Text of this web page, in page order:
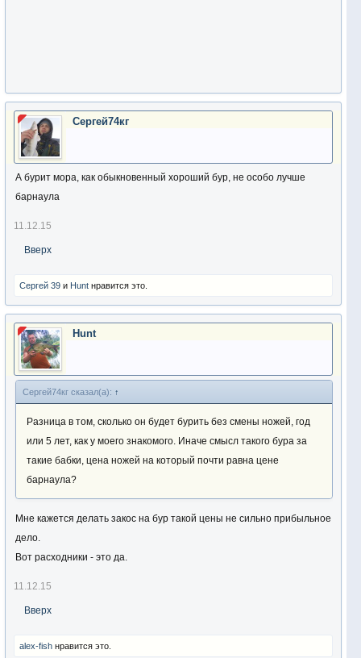
Сергей74кг
А бурит мора, как обыкновенный хороший бур, не особо лучше
барнаула
11.12.15
Вверх
Сергей 39 и Hunt нравится это.
Hunt
Сергей74кг сказал(а): ↑
Разница в том, сколько он будет бурить без смены ножей, год
или 5 лет, как у моего знакомого. Иначе смысл такого бура за
такие бабки, цена ножей на который почти равна цене
барнаула?
Мне кажется делать закос на бур такой цены не сильно прибыльное
дело.
Вот расходники - это да.
11.12.15
Вверх
alex-fish нравится это.